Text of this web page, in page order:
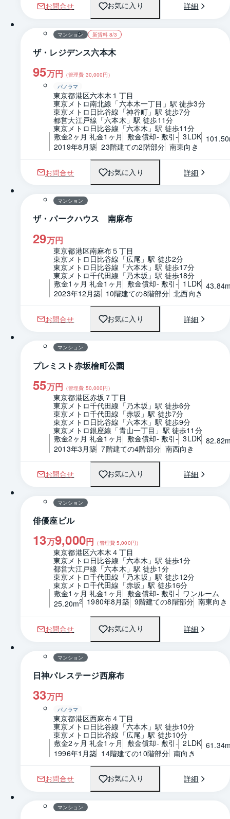
お問合せ お気に入り 詳細
1 / 0 間取り
マンション 新賃料 8/3
ザ・レジデンス六本木
95万円 （管理費 30,000円）
パノラマ
東京都港区六本木１丁目
東京メトロ南北線「六本木一丁目」駅 徒歩3分
東京メトロ日比谷線「神谷町」駅 徒歩7分
都営大江戸線「六本木」駅 徒歩11分
東京メトロ日比谷線「六本木」駅 徒歩11分
敷金2ヶ月 礼金1ヶ月 敷金償却- 敷引- 3LDK
2019年8月築 23階建ての2階部分 南東向き
お問合せ お気に入り 詳細
1 / 0 間取り
マンション
ザ・パークハウス 南麻布
29万円
東京都港区南麻布５丁目
東京メトロ日比谷線「広尾」駅 徒歩2分
東京メトロ日比谷線「六本木」駅 徒歩17分
東京メトロ千代田線「乃木坂」駅 徒歩18分
敷金1ヶ月 礼金1ヶ月 敷金償却- 敷引- 1LDK
2023年12月築 10階建ての8階部分 北西向き
お問合せ お気に入り 詳細
1 / 0 間取り
マンション
プレミスト赤坂檜町公園
55万円 （管理費 50,000円）
東京都港区赤坂７丁目
東京メトロ千代田線「乃木坂」駅 徒歩6分
東京メトロ千代田線「赤坂」駅 徒歩7分
東京メトロ日比谷線「六本木」駅 徒歩9分
東京メトロ銀座線「青山一丁目」駅 徒歩11分
敷金2ヶ月 礼金1ヶ月 敷金償却- 敷引- 3LDK
2013年3月築 7階建ての4階部分 南西向き
お問合せ お気に入り 詳細
1 / 0 間取り
マンション
俳優座ビル
13万9,000円 （管理費5,000円）
東京都港区六本木４丁目
東京メトロ日比谷線「六本木」駅 徒歩1分
都営大江戸線「六本木」駅 徒歩1分
東京メトロ千代田線「乃木坂」駅 徒歩12分
東京メトロ千代田線「赤坂」駅 徒歩16分
敷金1ヶ月 礼金1ヶ月 敷金償却- 敷引- ワンルーム
25.20m2 1980年8月築 9階建ての8階部分 南東向き
お問合せ お気に入り 詳細
1 / 0 間取り
マンション
日神パレステージ西麻布
33万円
パノラマ
東京都港区西麻布４丁目
東京メトロ日比谷線「六本木」駅 徒歩10分
東京メトロ日比谷線「広尾」駅 徒歩10分
敷金2ヶ月 礼金1ヶ月 敷金償却- 敷引- 2LDK
1996年1月築 14階建ての10階部分 南向き
お問合せ お気に入り 詳細
1 / 0 間取り
マンション